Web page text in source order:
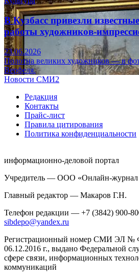
В Кузбасс привезли
работы художников-
23.06.2026
Полотна великих художников — в
Верфеля.
Новости СМИ2
Редакция
Контакты
Прайс-лист
Правила цитирования
Политика конфиденциальности
информационно-деловой портал
Учредитель — ООО «Онлайн-журнал
Главный редактор — Макаров Г.Н.
Телефон редакции — +7 (3842) 900-
sibdepo@yandex.ru
Регистрационный номер СМИ ЭЛ №
06.12.2016 г., выдано Федеральной
сфере связи, информационных
коммуникаций